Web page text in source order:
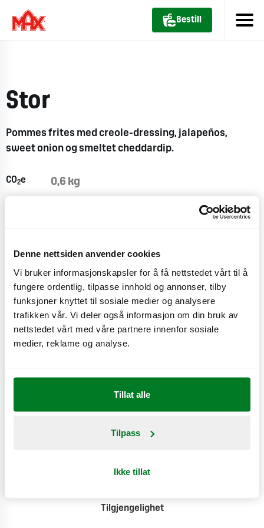
Denne nettsiden anvender cookies
Vi bruker informasjonskapsler for å få nettstedet vårt til å
fungere ordentlig, tilpasse innhold og annonser, tilby
funksjoner knyttet til sosiale medier og analysere
trafikken vår. Vi deler også informasjon om din bruk av
nettstedet vårt med våre partnere innenfor sosiale
medier, reklame og analyse.
Tillat alle
Tilpass
Ikke tillat
Bestill
Stor
Pommes frites med creole-dressing, jalapeños,
sweetonionogsmeltetcheddardip.
CO2e 0,6 kg
Næringsinnhold
Produktinformasjon
Klimat
Tilgjengelighet